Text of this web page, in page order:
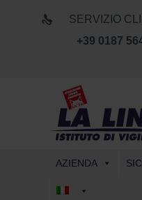
SERVIZIO
+39 0187
AZIENDA